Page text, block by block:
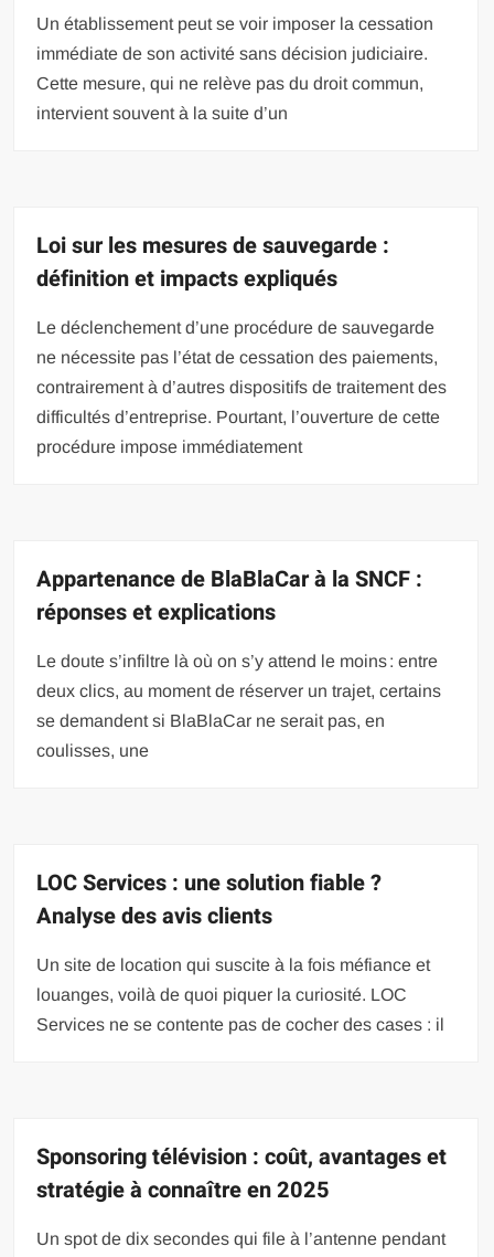
Un établissement peut se voir imposer la cessation
immédiate de son activité sans décision judiciaire.
Cette mesure, qui ne relève pas du droit commun,
intervient souvent à la suite d’un
Loi sur les mesures de sauvegarde :
définition et impacts expliqués
Le déclenchement d’une procédure de sauvegarde
ne nécessite pas l’état de cessation des paiements,
contrairement à d’autres dispositifs de traitement des
difficultés d’entreprise. Pourtant, l’ouverture de cette
procédure impose immédiatement
Appartenance de BlaBlaCar à la SNCF :
réponses et explications
Le doute s’infiltre là où on s’y attend le moins : entre
deux clics, au moment de réserver un trajet, certains
se demandent si BlaBlaCar ne serait pas, en
coulisses, une
LOC Services : une solution fiable ?
Analyse des avis clients
Un site de location qui suscite à la fois méfiance et
louanges, voilà de quoi piquer la curiosité. LOC
Services ne se contente pas de cocher des cases : il
Sponsoring télévision : coût, avantages et
stratégie à connaître en 2025
Un spot de dix secondes qui file à l’antenne pendant